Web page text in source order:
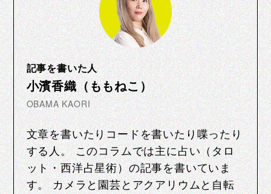
記事を書いた人
小濱香織（ももねこ）
OBAMA KAORI
文章を書いたりコードを書いたり喋ったり
する人。 このコラムでは主に占い（タロ
ット・西洋占星術）の記事を書いていま
す。 カメラと園芸とアクアリウムと自転